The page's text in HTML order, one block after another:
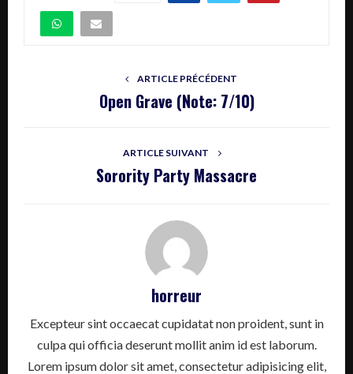
ARTICLE PRÉCÉDENT
Open Grave (Note: 7/10)
ARTICLE SUIVANT
Sorority Party Massacre
horreur
Excepteur sint occaecat cupidatat non proident, sunt in
culpa qui officia deserunt mollit anim id est laborum.
Lorem ipsum dolor sit amet, consectetur adipisicing elit,